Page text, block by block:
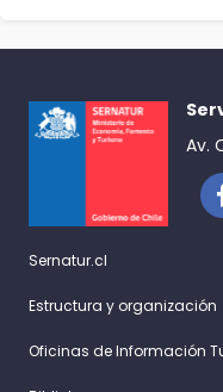
Av.
Sernatur.cl
Estructura y organización
Oficinas de Información